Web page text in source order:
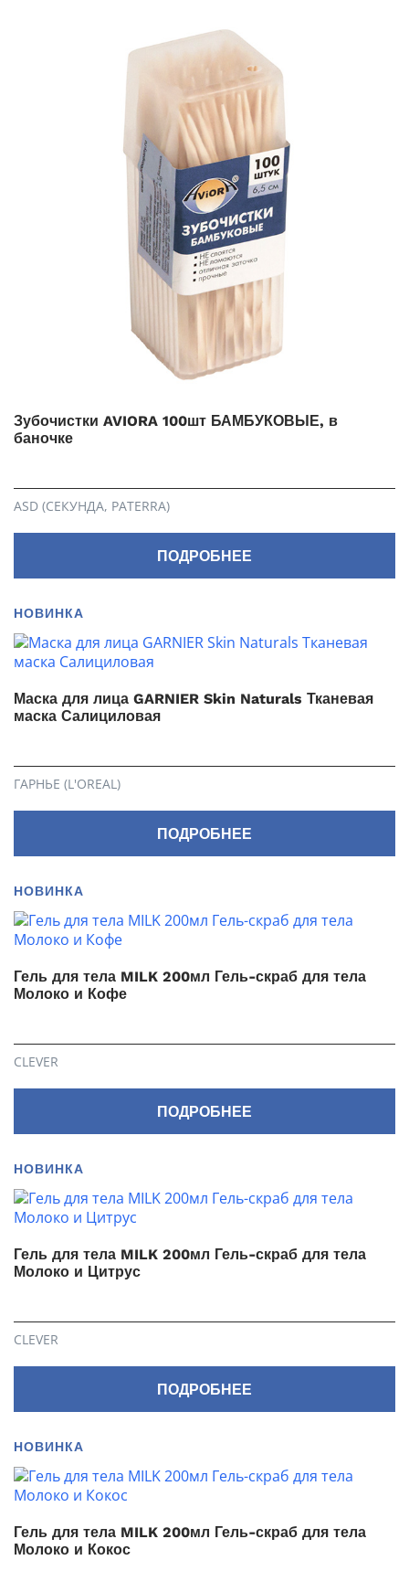
Зубочистки AVIORA 100шт БАМБУКОВЫЕ, в
баночке
ASD (СЕКУНДА, PATERRA)
ПОДРОБНЕЕ
НОВИНКА
Маска для лица GARNIER Skin Naturals Тканевая
маска Салициловая
ГАРНЬЕ (L'OREAL)
ПОДРОБНЕЕ
НОВИНКА
Гель для тела MILK 200мл Гель-скраб для тела
Молоко и Кофе
CLEVER
ПОДРОБНЕЕ
НОВИНКА
Гель для тела MILK 200мл Гель-скраб для тела
Молоко и Цитрус
CLEVER
ПОДРОБНЕЕ
НОВИНКА
Гель для тела MILK 200мл Гель-скраб для тела
Молоко и Кокос